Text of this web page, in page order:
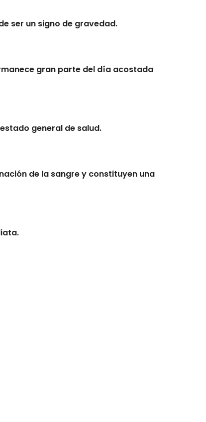
ser un signo de gravedad.
gran parte del día acostada
general de salud.
de la sangre y constituyen una